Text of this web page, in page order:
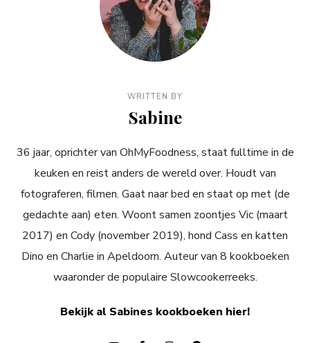
WRITTEN BY
Sabine
36 jaar, oprichter van OhMyFoodness, staat fulltime in de
keuken en reist anders de wereld over. Houdt van
fotograferen, filmen. Gaat naar bed en staat op met (de
gedachte aan) eten. Woont samen zoontjes Vic (maart
2017) en Cody (november 2019), hond Cass en katten
Dino en Charlie in Apeldoorn. Auteur van 8 kookboeken
waaronder de populaire Slowcookerreeks.
Bekijk al Sabines kookboeken hier!